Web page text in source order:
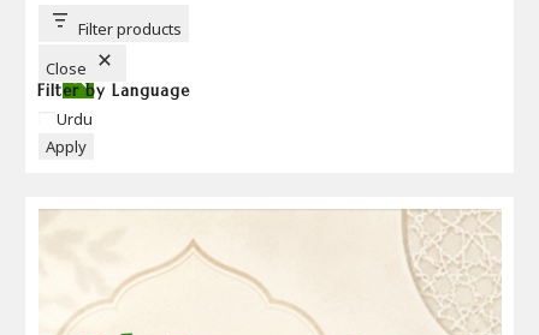
T
T
Filter products
Close
Filter by Language
Language
Urdu
Apply